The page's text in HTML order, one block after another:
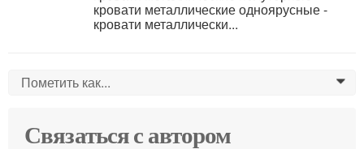
кровати металлические одноярусные -
кровати металлически...
Пометить как... 0
Связаться с автором